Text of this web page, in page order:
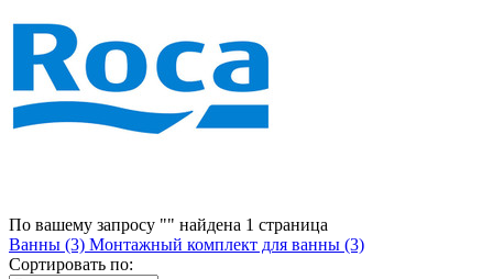
По вашему запросу "" найдена 1 страница
Ванны (3) Монтажный комплект для ванны (3)
Сортировать по: